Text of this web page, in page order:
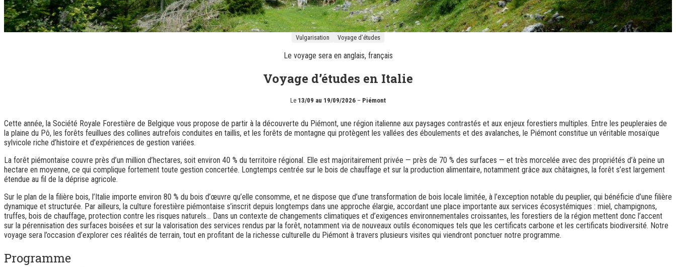
Vulgarisation Voyage d’études
Le voyage sera en anglais, français
Voyage d’études en Italie
Le 13/09 au 19/09/2026 – Piémont
Cette année, la Société Royale Forestière de Belgique vous propose de partir à la découverte du Piémont, une région italienne aux paysages contrastés et aux enjeux forestiers multiples. Entre les peupleraies de
la plaine du Pô, les forêts feuillues des collines autrefois conduites en taillis, et les forêts de montagne qui protègent les vallées des éboulements et des avalanches, le Piémont constitue un véritable mosaïque
sylvicole riche d’histoire et d’expériences de gestion variées.
La forêt piémontaise couvre près d’un million d’hectares, soit environ 40 % du territoire régional. Elle est majoritairement privée — près de 70 % des surfaces — et très morcelée avec des propriétés d’à peine un
hectare en moyenne, ce qui complique fortement toute gestion concertée. Longtemps centrée sur le bois de chauffage et sur la production alimentaire, notamment grâce aux châtaignes, la forêt s’est largement
étendue au fil de la déprise agricole.
Sur le plan de la filière bois, l’Italie importe environ 80 % du bois d’œuvre qu’elle consomme, et ne dispose que d’une transformation de bois locale limitée, à l’exception notable du peuplier, qui bénéficie d’une filière
dynamique et structurée. Par ailleurs, la culture forestière piémontaise s’inscrit depuis longtemps dans une approche élargie, accordant une place importante aux services écosystémiques : miel, champignons,
truffes, bois de chauffage, protection contre les risques naturels… Dans un contexte de changements climatiques et d’exigences environnementales croissantes, les forestiers de la région mettent donc l’accent
sur la pérennisation des surfaces boisées et sur la valorisation des services rendus par la forêt, notamment via de nouveaux outils économiques tels que les certificats carbone et les certificats biodiversité. Notre
voyage sera l’occasion d’explorer ces réalités de terrain, tout en profitant de la richesse culturelle du Piémont à travers plusieurs visites qui viendront ponctuer notre programme.
Programme